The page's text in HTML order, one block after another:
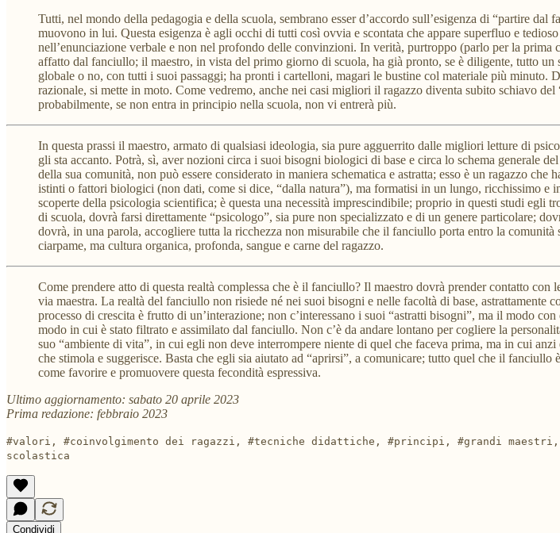
Tutti, nel mondo della pedagogia e della scuola, sembrano esser d’accordo sull’esigenza di “partire
muovono in lui. Questa esigenza è agli occhi di tutti così ovvia e scontata che appare superfluo e
nell’enunciazione verbale e non nel profondo delle convinzioni. In verità, purtroppo (parlo per la prima
affatto dal fanciullo; il maestro, in vista del primo giorno di scuola, ha già pronto, se è diligente, tutto
globale o no, con tutti i suoi passaggi; ha pronti i cartelloni, magari le bustine col materiale più
razionale, si mette in moto. Come vedremo, anche nei casi migliori il ragazzo diventa subito schiavo
probabilmente, se non entra in principio nella scuola, non vi entrerà più.
In questa prassi il maestro, armato di qualsiasi ideologia, sia pure agguerrito dalle migliori letture di
gli sta accanto. Potrà, sì, aver nozioni circa i suoi bisogni biologici di base e circa lo schema generale
della sua comunità, non può essere considerato in maniera schematica e astratta; esso è un ragazzo
istinti o fattori biologici (non dati, come si dice, “dalla natura”), ma formatisi in un lungo, ricchissimo e
scoperte della psicologia scientifica; è questa una necessità imprescindibile; proprio in questi studi egli
di scuola, dovrà farsi direttamente “psicologo”, sia pure non specializzato e di un genere particolare;
dovrà, in una parola, accogliere tutta la ricchezza non misurabile che il fanciullo porta entro la
ciarpame, ma cultura organica, profonda, sangue e carne del ragazzo.
Come prendere atto di questa realtà complessa che è il fanciullo? Il maestro dovrà prender contatto
via maestra. La realtà del fanciullo non risiede né nei suoi bisogni e nelle facoltà di base,
processo di crescita è frutto di un’interazione; non c’interessano i suoi “astratti bisogni”, ma il modo
modo in cui è stato filtrato e assimilato dal fanciullo. Non c’è da andare lontano per cogliere la
suo “ambiente di vita”, in cui egli non deve interrompere niente di quel che faceva prima, ma in cui
che stimola e suggerisce. Basta che egli sia aiutato ad “aprirsi”, a comunicare; tutto quel che il
come favorire e promuovere questa fecondità espressiva.
Ultimo aggiornamento: sabato 20 aprile 2023
Prima redazione: febbraio 2023
#valori, #coinvolgimento dei ragazzi, #tecniche didattiche, #principi, #grandi
scolastica
Condividi